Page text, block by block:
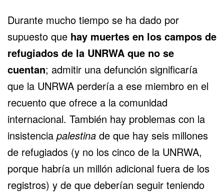
Durante mucho tiempo se ha dado por
supuesto que hay muertes en los campos de
refugiados de la UNRWA que no se
cuentan; admitir una defunción significaría
que la UNRWA perdería a ese miembro en el
recuento que ofrece a la comunidad
internacional. También hay problemas con la
insistencia palestina de que hay seis millones
de refugiados (y no los cinco de la UNRWA,
porque habría un millón adicional fuera de los
registros) y de que deberían seguir teniendo